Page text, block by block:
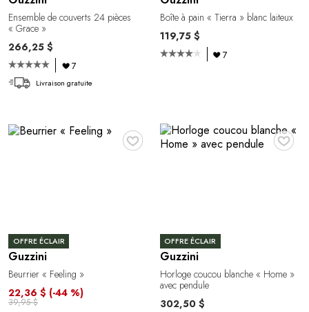
Ensemble de couverts 24 pièces
« Grace »
266,25 $
7
Livraison gratuite
Boîte à pain « Tierra » blanc laiteux
119,75 $
7
♥
OFFRE ÉCLAIR
Guzzini
Beurrier « Feeling »
22,36 $ (-44 %)
39,95 $
♥
OFFRE ÉCLAIR
Guzzini
Horloge coucou blanche « Home »
avec pendule
302,50 $